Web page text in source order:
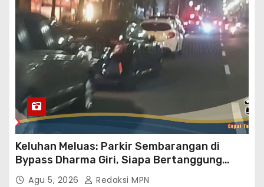
Keluhan Meluas: Parkir Sembarangan di
Bypass Dharma Giri, Siapa Bertanggung
Jawab?
Agu 5, 2026 Redaksi MPN